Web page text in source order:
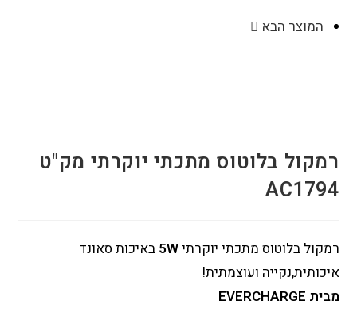
המוצר הבא
רמקול בלוטוס מתכתי יוקרתי מק"ט
AC1794
רמקול בלוטוס מתכתי יוקרתי5W באיכות סאונד
איכותית,נקייה ועוצמתית!
מבית EVERCHARGE